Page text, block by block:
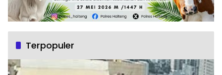
Terpopuler